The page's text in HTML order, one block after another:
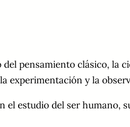
pensamiento clásico, la
experimentación y la
el estudio del ser humano,